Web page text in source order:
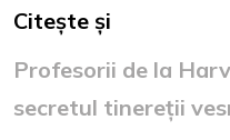
Citește și
Profesorii de la
secretul tinereții